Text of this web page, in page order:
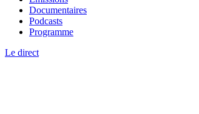
Documentaires
Podcasts
Programme
Le direct